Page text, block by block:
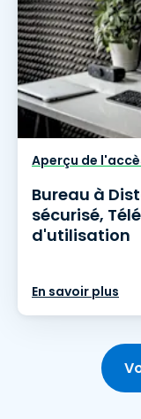
Aperçu de
Bureau à
sécurisé,
d'utilisation
En savoir plus